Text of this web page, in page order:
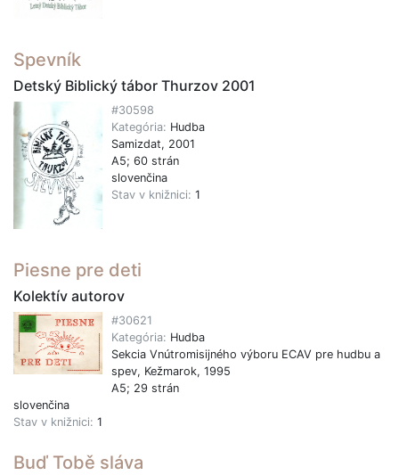
Spevník
Detský Biblický tábor Thurzov 2001
#30598
Kategória: Hudba
Samizdat, 2001
A5; 60 strán
slovenčina
Stav v knižnici: 1
Piesne pre deti
Kolektív autorov
#30621
Kategória: Hudba
Sekcia Vnútromisijného výboru ECAV pre hudbu a
spev, Kežmarok, 1995
A5; 29 strán
slovenčina
Stav v knižnici: 1
Buď Tobě sláva